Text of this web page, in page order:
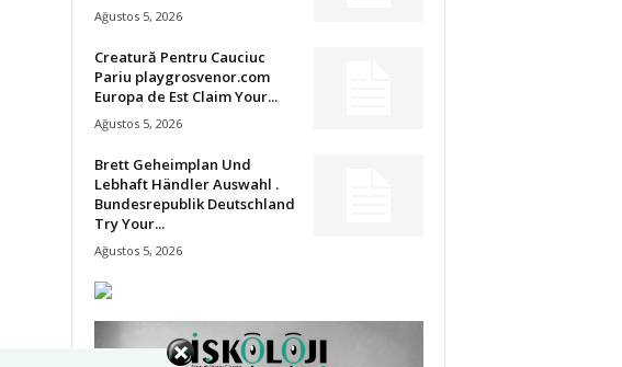
Ağustos 5, 2026
Creatură Pentru Cauciuc
Pariu playgrosvenor.com
Europa de Est Claim Your...
Ağustos 5, 2026
Brett Geheimplan Und
Lebhaft Händler Auswahl .
Bundesrepublik Deutschland
Try Your...
Ağustos 5, 2026